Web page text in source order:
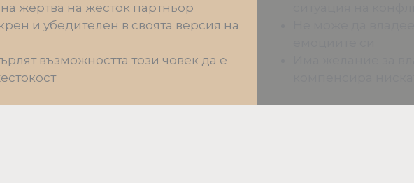
жертва на жесток партньор
и убедителен в своята версия на
възможността този човек да е